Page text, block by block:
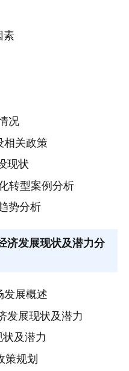
素
况
相关政策
现状
转型案例分析
势分析
济发展现状及潜力分
发展概述
发展现状及潜力
及潜力
策规划